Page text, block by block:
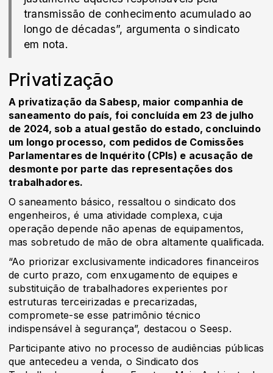
transmissão de conhecimento acumulado ao
longo de décadas”, argumenta o sindicato
em nota.
Privatização
A privatização da Sabesp, maior companhia de
saneamento do país, foi concluída em 23 de julho
de 2024, sob a atual gestão do estado, concluindo
um longo processo, com pedidos de Comissões
Parlamentares de Inquérito (CPIs) e acusação de
desmonte por parte das representações dos
trabalhadores.
O saneamento básico, ressaltou o sindicato dos
engenheiros, é uma atividade complexa, cuja
operação depende não apenas de equipamentos,
mas sobretudo de mão de obra altamente qualificada.
“Ao priorizar exclusivamente indicadores financeiros
de curto prazo, com enxugamento de equipes e
substituição de trabalhadores experientes por
estruturas terceirizadas e precarizadas,
compromete-se esse patrimônio técnico
indispensável à segurança”, destacou o Seesp.
Participante ativo no processo de audiências públicas
que antecedeu a venda, o Sindicato dos